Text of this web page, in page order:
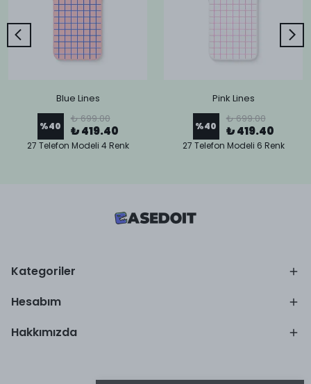
Blue Lines
%40
₺ 699.00
₺ 419.40
27 Telefon Modeli 4 Renk
Pink Lines
%40
₺ 699.00
₺ 419.40
27 Telefon Modeli 6 Renk
Kategoriler
Hesabım
Hakkımızda